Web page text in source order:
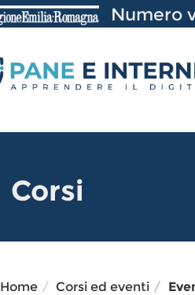
Numero
Corsi
Home Corsi ed eventi